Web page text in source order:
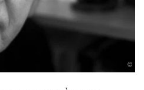
©